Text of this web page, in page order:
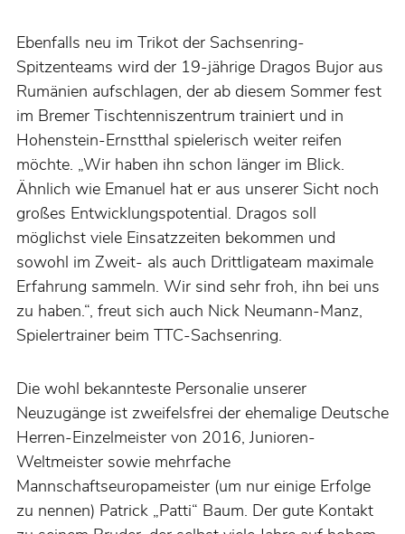
Ebenfalls neu im Trikot der Sachsenring-
Spitzenteams wird der 19-jährige Dragos Bujor aus
Rumänien aufschlagen, der ab diesem Sommer fest
im Bremer Tischtenniszentrum trainiert und in
Hohenstein-Ernstthal spielerisch weiter reifen
möchte. „Wir haben ihn schon länger im Blick.
Ähnlich wie Emanuel hat er aus unserer Sicht noch
großes Entwicklungspotential. Dragos soll
möglichst viele Einsatzzeiten bekommen und
sowohl im Zweit- als auch Drittligateam maximale
Erfahrung sammeln. Wir sind sehr froh, ihn bei uns
zu haben.“, freut sich auch Nick Neumann-Manz,
Spielertrainer beim TTC-Sachsenring.
Die wohl bekannteste Personalie unserer
Neuzugänge ist zweifelsfrei der ehemalige Deutsche
Herren-Einzelmeister von 2016, Junioren-
Weltmeister sowie mehrfache
Mannschaftseuropameister (um nur einige Erfolge
zu nennen) Patrick „Patti“ Baum. Der gute Kontakt